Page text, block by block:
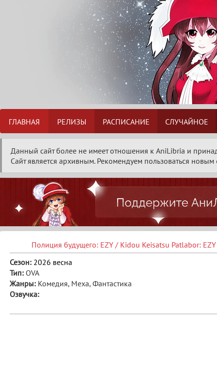
ГЛАВНАЯ РЕЛИЗЫ РАСПИСАНИЕ СЛУЧАЙНОЕ
Данный сайт более не имеет отношения к AniLibria и
Сайт является архивным. Рекомендуем пользоваться
Полиция будущего: EZY / Kidou Keisatsu Patlabor: EZY
Сезон: 2026 весна
Тип: OVA
Жанры: Комедия, Меха, Фантастика
Озвучка: